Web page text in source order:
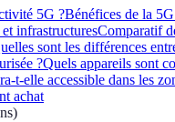
5G ?Bénéfices de la
infrastructuresComparatif
sont les différences
?Quels appareils sont
t-elle accessible dans les
achat
)